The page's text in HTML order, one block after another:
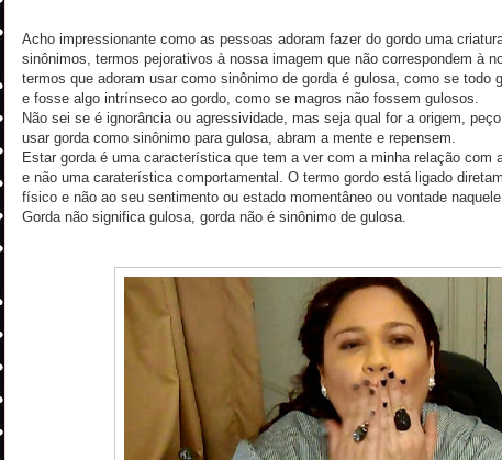
Acho impressionante como as pessoas adoram fazer do gordo uma
sinônimos, termos pejorativos à nossa imagem que não correspondem à
termos que adoram usar como sinônimo de gorda é gulosa, como se todo
e fosse algo intrínseco ao gordo, como se magros não fossem gulosos.
Não sei se é ignorância ou agressividade, mas seja qual for a origem,
usar gorda como sinônimo para gulosa, abram a mente e repensem.
Estar gorda é uma característica que tem a ver com a minha relação com
e não uma caraterística comportamental. O termo gordo está ligado
físico e não ao seu sentimento ou estado momentâneo ou vontade
Gorda não significa gulosa, gorda não é sinônimo de gulosa.